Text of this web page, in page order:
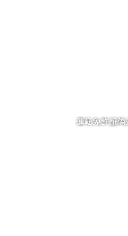
運転免許証偽